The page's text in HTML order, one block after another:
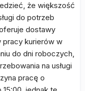
że większość
do potrzeb
dostawy
pracy kurierów w
do dni roboczych,
na usługi
pracę o